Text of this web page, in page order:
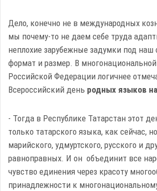
Дело, конечно не в международных
мы почему-то не даем себе труда
неплохие зарубежные задумки под наш
формат и размер. В
Российской Федерации логичнее
Всероссийский день родных языков
- Тогда в Республике Татарстан этот
только татарского языка, как сейчас,
марийского, удмуртского, русского и
равноправных. И он объединит все
чувство единения через красоту
принадлежности к